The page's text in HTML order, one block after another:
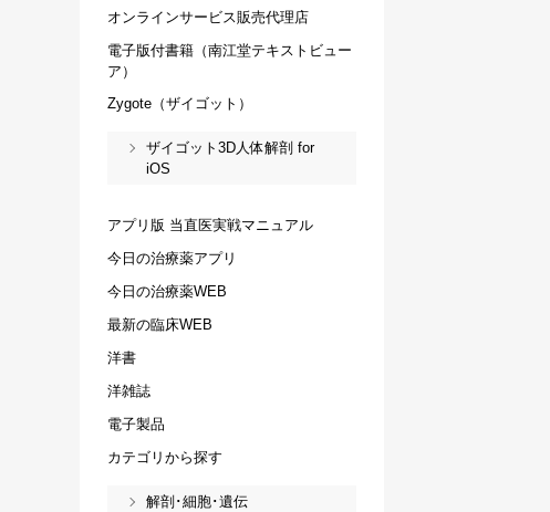
オンラインサービス販売代理店
電子版付書籍（南江堂テキストビュー
ア）
Zygote（ザイゴット）
ザイゴット3D人体解剖 for
iOS
アプリ版 当直医実戦マニュアル
今日の治療薬アプリ
今日の治療薬WEB
最新の臨床WEB
洋書
洋雑誌
電子製品
カテゴリから探す
解剖･細胞･遺伝